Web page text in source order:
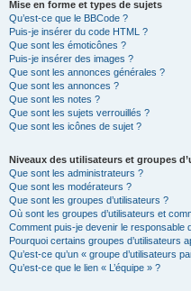
Mise en forme et types de sujets
Qu’est-ce que le BBCode ?
Puis-je insérer du code HTML ?
Que sont les émoticônes ?
Puis-je insérer des images ?
Que sont les annonces générales ?
Que sont les annonces ?
Que sont les notes ?
Que sont les sujets verrouillés ?
Que sont les icônes de sujet ?
Niveaux des utilisateurs et groupes
Que sont les administrateurs ?
Que sont les modérateurs ?
Que sont les groupes d’utilisateurs ?
Où sont les groupes d’utilisateurs et
Comment puis-je devenir le responsable
Pourquoi certains groupes d’utilisateurs
Qu’est-ce qu’un « groupe d’utilisateurs
Qu’est-ce que le lien « L’équipe » ?